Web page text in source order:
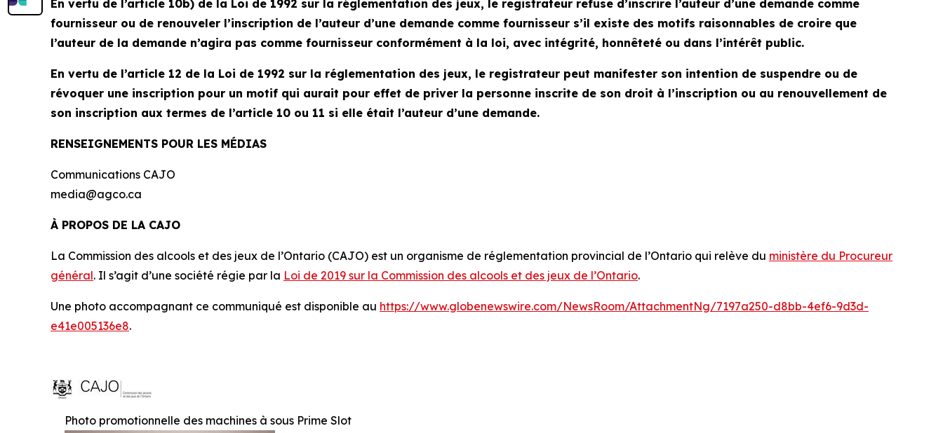
En vertu de l’article 10b) de la Loi de 1992 sur la réglementation des jeux, le registrateur refuse d’inscrire l’auteur d’une demande comme
fournisseur ou de renouveler l’inscription de l’auteur d’une demande comme fournisseur s’il existe des motifs raisonnables de croire que
l’auteur de la demande n’agira pas comme fournisseur conformément à la loi, avec intégrité, honnêteté ou dans l’intérêt public.
En vertu de l’article 12 de la Loi de 1992 sur la réglementation des jeux, le registrateur peut manifester son intention de suspendre ou de
révoquer une inscription pour un motif qui aurait pour effet de priver la personne inscrite de son droit à l’inscription ou au renouvellement de
son inscription aux termes de l’article 10 ou 11 si elle était l’auteur d’une demande.
RENSEIGNEMENTS POUR LES MÉDIAS
Communications CAJO
media@agco.ca
À PROPOS DE LA CAJO
La Commission des alcools et des jeux de l’Ontario (CAJO) est un organisme de réglementation provincial de l’Ontario qui relève du ministère du Procureur
général. Il s’agit d’une société régie par la Loi de 2019 sur la Commission des alcools et des jeux de l’Ontario.
Une photo accompagnant ce communiqué est disponible au https://www.globenewswire.com/NewsRoom/AttachmentNg/7197a250-d8bb-4ef6-9d3d-
e41e005136e8.
Photo promotionnelle des machines à sous Prime Slot